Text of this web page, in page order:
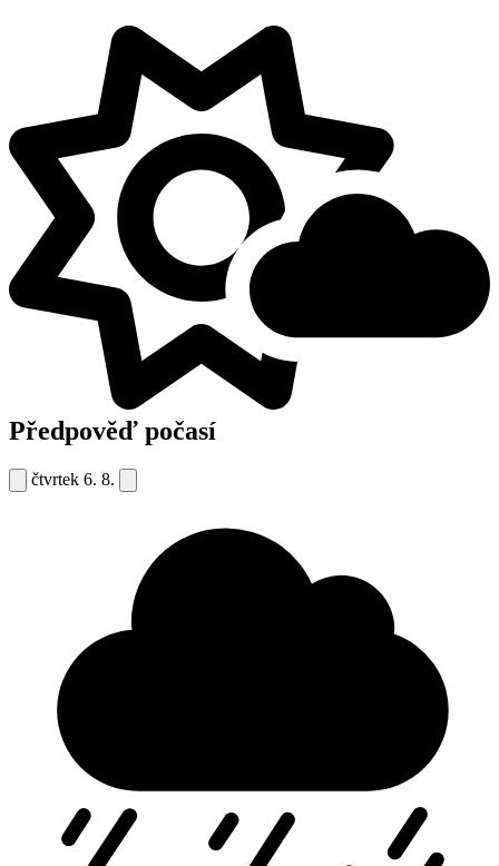
Předpověď počasí
čtvrtek 6. 8.